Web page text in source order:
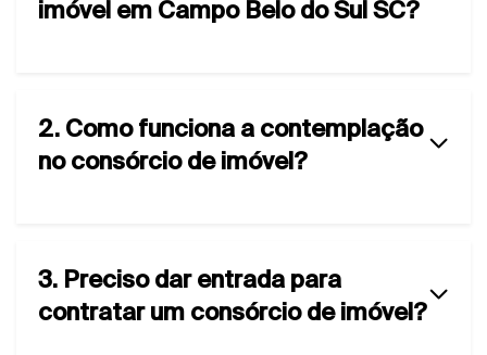
imóvel em Campo Belo do Sul SC?
2. Como funciona a contemplação
no consórcio de imóvel?
3. Preciso dar entrada para
contratar um consórcio de imóvel?